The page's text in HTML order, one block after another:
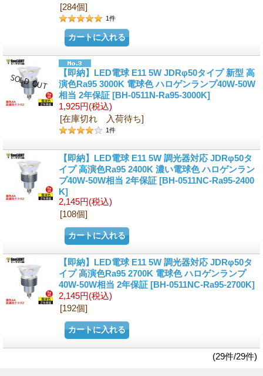
[284個]
1件
【即納】LED電球 E11 5W JDRφ50タイプ 新型 高
演色Ra95 3000K 電球色 ハロゲンランプ40W-50W
相当 2年保証 [BH-0511N-Ra95-3000K]
1,925円(税込)
[在庫切れ 入荷待ち]
1件
【即納】LED電球 E11 5W 調光器対応 JDRφ50タ
イプ 高演色Ra95 2400K 濃い電球色 ハロゲンラン
プ40W-50W相当 2年保証 [BH-0511NC-Ra95-2400
K]
2,145円(税込)
[108個]
【即納】LED電球 E11 5W 調光器対応 JDRφ50タ
イプ 高演色Ra95 2700K 電球色 ハロゲンランプ
40W-50W相当 2年保証 [BH-0511NC-Ra95-2700K]
2,145円(税込)
[192個]
(29件/29件)